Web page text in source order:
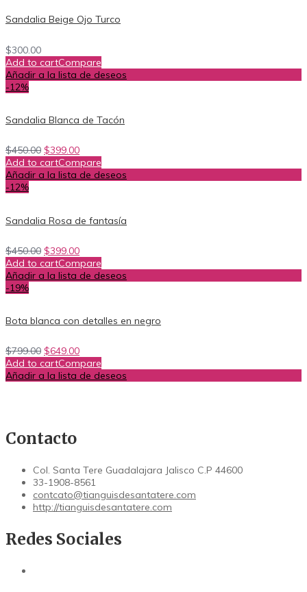
Sandalia Beige Ojo Turco
$300.00
Add to cartCompare
Añadir a la lista de deseos
-12%
Sandalia Blanca de Tacón
$450.00 $399.00
Add to cartCompare
Añadir a la lista de deseos
-12%
Sandalia Rosa de fantasía
$450.00 $399.00
Add to cartCompare
Añadir a la lista de deseos
-19%
Bota blanca con detalles en negro
$799.00 $649.00
Add to cartCompare
Añadir a la lista de deseos
Contacto
Col. Santa Tere Guadalajara Jalisco C.P 44600
33-1908-8561
contcato@tianguisdesantatere.com
http://tianguisdesantatere.com
Redes Sociales